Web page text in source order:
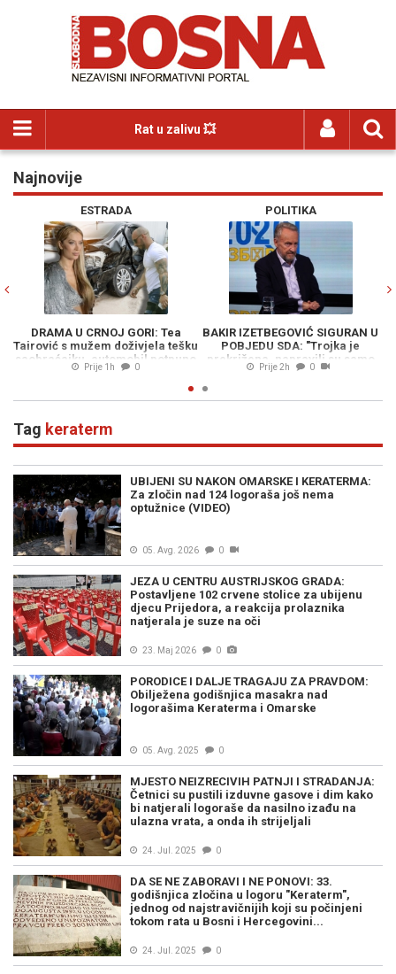
Rat u zalivu 💥
Najnovije
ESTRADA
DRAMA U CRNOJ GORI: Tea
Tairović s mužem doživjela tešku
saobraćajku, automobil potpuno
havarisan
Prije 1h 0
POLITIKA
BAKIR IZETBEGOVIĆ SIGURAN U
POBJEDU SDA: "Trojka je
prekrižena, napravili su samo
belaj"
Prije 2h 0
Tag keraterm
UBIJENI SU NAKON OMARSKE I KERATERMA:
Za zločin nad 124 logoraša još nema
optužnice (VIDEO)
05. Avg. 2026 0
JEZA U CENTRU AUSTRIJSKOG GRADA:
Postavljene 102 crvene stolice za ubijenu
djecu Prijedora, a reakcija prolaznika
natjerala je suze na oči
23. Maj 2026 0
PORODICE I DALJE TRAGAJU ZA PRAVDOM:
Obilježena godišnjica masakra nad
logorašima Keraterma i Omarske
05. Avg. 2025 0
MJESTO NEIZRECIVIH PATNJI I STRADANJA:
Četnici su pustili izduvne gasove i dim kako
bi natjerali logoraše da nasilno izađu na
ulazna vrata, a onda ih strijeljali
24. Jul. 2025 0
DA SE NE ZABORAVI I NE PONOVI: 33.
godišnjica zločina u logoru "Keraterm",
jednog od najstravičnijih koji su počinjeni
tokom rata u Bosni i Hercegovini...
24. Jul. 2025 0